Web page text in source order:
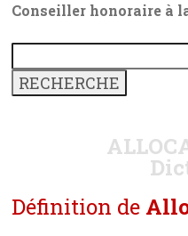
Conseiller honoraire à
Définition de